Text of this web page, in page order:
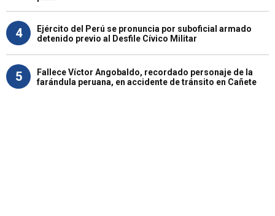
4
Ejército del Perú se pronuncia por suboficial armado
detenido previo al Desfile Cívico Militar
5
Fallece Víctor Angobaldo, recordado personaje de la
farándula peruana, en accidente de tránsito en Cañete